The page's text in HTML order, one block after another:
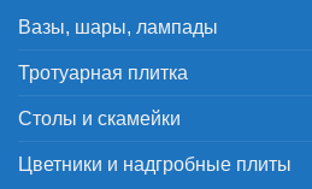
Вазы, шары, лампады
Тротуарная плитка
Столы и скамейки
Цветники и надгробные плиты